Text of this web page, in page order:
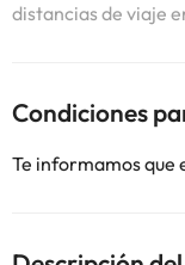
distancias de viaje
Condiciones
Te informamos que